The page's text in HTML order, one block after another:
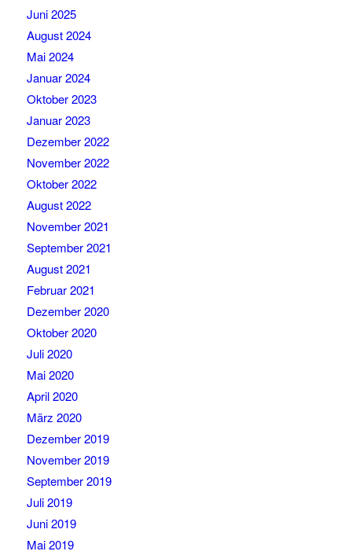
Juni 2025
August 2024
Mai 2024
Januar 2024
Oktober 2023
Januar 2023
Dezember 2022
November 2022
Oktober 2022
August 2022
November 2021
September 2021
August 2021
Februar 2021
Dezember 2020
Oktober 2020
Juli 2020
Mai 2020
April 2020
März 2020
Dezember 2019
November 2019
September 2019
Juli 2019
Juni 2019
Mai 2019